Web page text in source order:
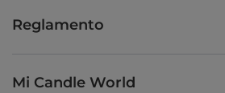
Reglamento
Mi Candle World